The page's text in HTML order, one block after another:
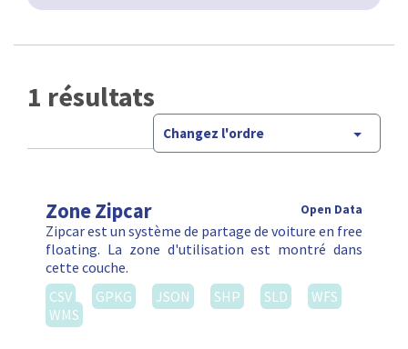
1 résultats
Changez l'ordre
Zone Zipcar Open Data
Zipcar est un système de partage de voiture en free
floating. La zone d'utilisation est montré dans
cette couche.
CSV
GPKG JSON SHP SLD
WFS
WMS